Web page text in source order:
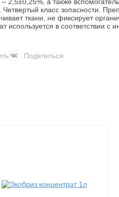
Четвертый класс зопасности.
ткани, не фиксирует
используется в соответствии с
Поделиться